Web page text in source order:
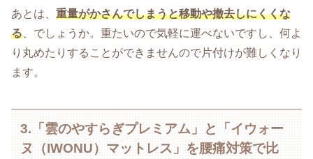
あとは、 重量がかさんでしまうと移動や撤去しにくくな
る 、でしょうか。重たいので気軽に運べないですし、何よ
り丸めたりすることができませんので片付けが難しくなり
ます。
3.「雲のやすらぎプレミアム」と「イウォー
ヌ（IWONU）マットレス」を腰痛対策で比